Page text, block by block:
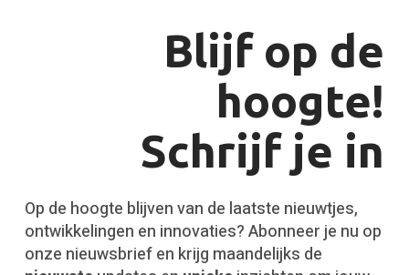
Blijf op de
hoogte!
Schrijf je in
Op de hoogte blijven van de laatste nieuwtjes,
ontwikkelingen en innovaties? Abonneer je nu op
onze nieuwsbrief en krijg maandelijks de